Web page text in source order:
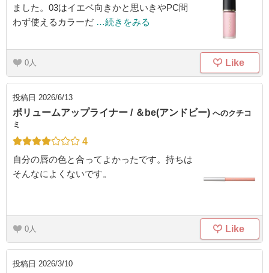
ました。03はイエベ向きかと思いきやPC問
わず使えるカラーだ …続きをみる
0 Like
投稿日 2026/6/13
ボリュームアップライナー / ＆be(アンドビー) へのクチコ
ミ
4
自分の唇の色と合ってよかったです。持ちは
そんなによくないです。
0 Like
投稿日 2026/3/10